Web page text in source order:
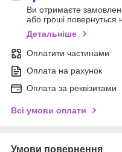
Ви отримаєте
або гроші повернуться
Детальніше
Оплатити частинами
Оплата на рахунок
Оплата за реквізитами
Всі умови оплати
Умови повернення